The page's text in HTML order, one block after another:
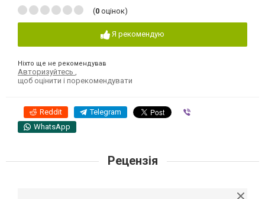
(0 оцінок)
Я рекомендую
Ніхто ще не рекомендував
Авторизуйтесь
щоб оцінити і порекомендувати
Reddit Telegram
WhatsApp
Рецензія